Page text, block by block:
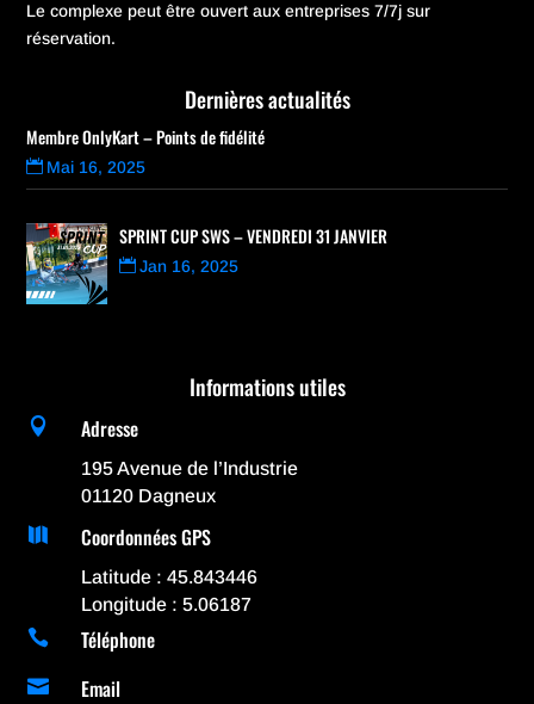
Le complexe peut être ouvert aux entreprises 7/7j sur
réservation.
Dernières actualités
Membre OnlyKart – Points de fidélité
Mai 16, 2025
SPRINT CUP SWS – VENDREDI 31 JANVIER
Jan 16, 2025
Informations utiles
 Adresse
195 Avenue de l’Industrie
01120 Dagneux
 Coordonnées GPS
Latitude : 45.843446
Longitude : 5.06187
 Téléphone
 Email